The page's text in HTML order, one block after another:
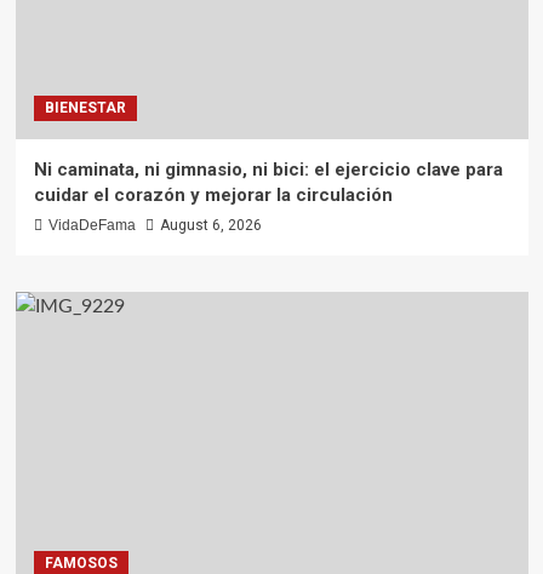
BIENESTAR
Ni caminata, ni gimnasio, ni bici: el ejercicio clave para
cuidar el corazón y mejorar la circulación
VidaDeFama August 6, 2026
FAMOSOS